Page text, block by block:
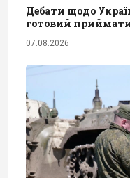
Дебати щодо
готовий
07.08.2026